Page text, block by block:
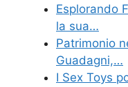
Esplorando
la sua…
Patrimonio
Guadagni,…
I Sex Toys